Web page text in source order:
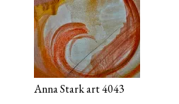
Anna Stark art 4043